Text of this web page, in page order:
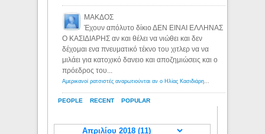
PEOPLE RECENT POPULAR
ΜΑΚΔΟΣ
Έχουν απόλυτο δίκιο ΔΕΝ ΕΙΝΑΙ ΕΛΛΗΝΑΣ
Ο ΚΑΣΙΔΙΑΡΗΣ αν και θέλει να νιώθει και δεν
δέχομαι ενα πνευματικό τέκνο του χιτλερ να να
μιλάει για κατοχικό δανειο και αποζημιώσεις και ο
πρόεδρος του...
Αμερικανοί ρατσιστές αναρωτιούνται αν ο Ηλίας Κασιδιάρης ανήκει στη λευκή φυλή... - Λόγιος Ερμής